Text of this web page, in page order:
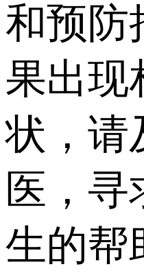
和预防
果出现
状，请
医，寻
生的帮